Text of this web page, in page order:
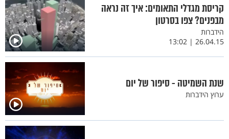
קריסת מגדלי התאומים: איך זה נראה
מבפנים? צפו בסרטון
הידברות
26.04.15 | 13:02
שנת השמיטה - סיפור של יום
ערוץ הידברות